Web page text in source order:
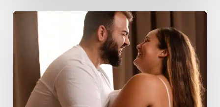
Sexualité
rondeurs